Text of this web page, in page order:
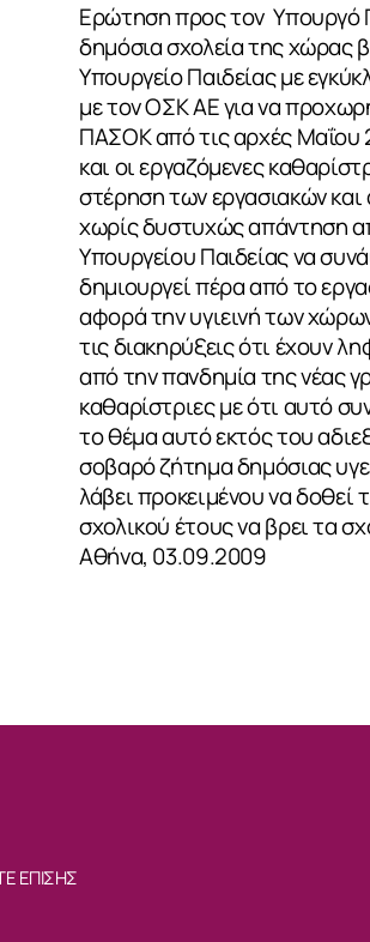
ΣΧΕΤΙΚΑ
Ερώτηση προς τον Υπουργό
δημόσια σχολεία της χώρας
Υπουργείο Παιδείας με
με τον ΟΣΚ ΑΕ για να
ΠΑΣΟΚ από τις αρχές Μαΐου
και οι εργαζόμενες
στέρηση των εργασιακών
χωρίς δυστυχώς απάντηση
Υπουργείου Παιδείας να
δημιουργεί πέρα από το
αφορά την υγιεινή των
τις διακηρύξεις ότι έχουν
από την πανδημία της νέας
καθαρίστριες με ότι αυτό
το θέμα αυτό εκτός του
σοβαρό ζήτημα δημόσιας
λάβει προκειμένου να
σχολικού έτους
Αθήνα,
Άννα
ΕΠΙΣΗΣ